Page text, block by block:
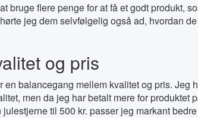
bruge flere penge for at få et godt produkt,
jeg dem selvfølgelig også ad, hvordan
og pris
balancegang mellem kvalitet og pris. Jeg
men da jeg har betalt mere for produktet
til 500 kr. passer jeg markant